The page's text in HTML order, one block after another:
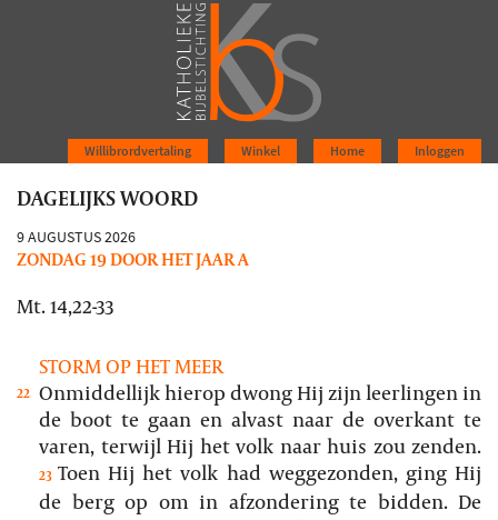
Inloggen
Home
Winkel
Willibrordvertaling
DAGELIJKS WOORD
9 AUGUSTUS 2026
ZONDAG 19 DOOR HET JAAR A
Mt. 14,22-33
STORM OP HET MEER
22 Onmiddellijk hierop dwong Hij zijn leerlingen in
de boot te gaan en alvast naar de overkant te
varen, terwijl Hij het volk naar huis zou zenden.
23 Toen Hij het volk had weggezonden, ging Hij
de berg op om in afzondering te bidden. De